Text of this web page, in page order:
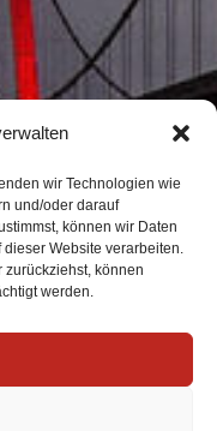
wir Technologien wie
und/oder darauf
können wir Daten
Website verarbeiten.
zurückziehst, können
werden.
und Instagram